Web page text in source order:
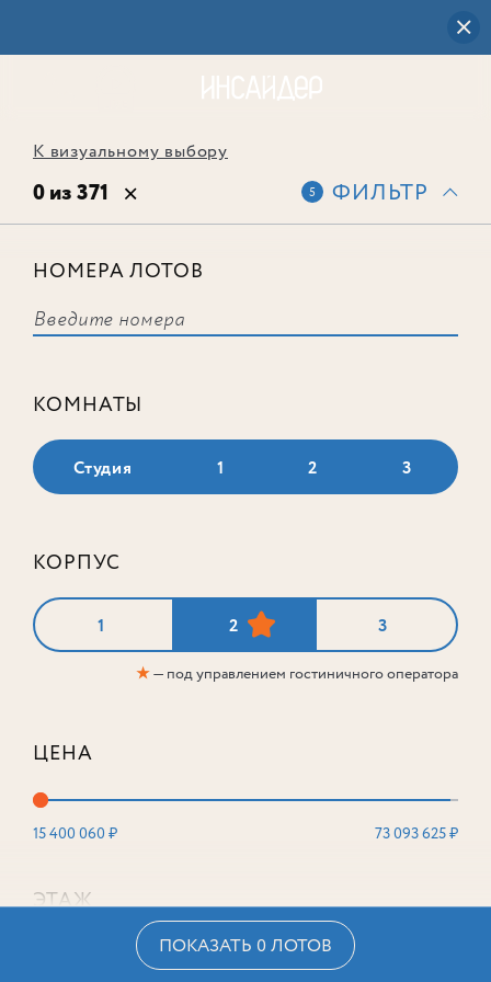
К визуальному выбору
0 из 371 5 ФИЛЬТР
НОМЕРА ЛОТОВ
КОМНАТЫ
Студия 1 2 3
КОРПУС
1 2 3
★— под управлением гостиничного оператора
ЦЕНА
15 400 060 ₽ 73 093 625 ₽
ЭТАЖ
ПОКАЗАТЬ 0 ЛОТОВ
соответствует ни одного лота